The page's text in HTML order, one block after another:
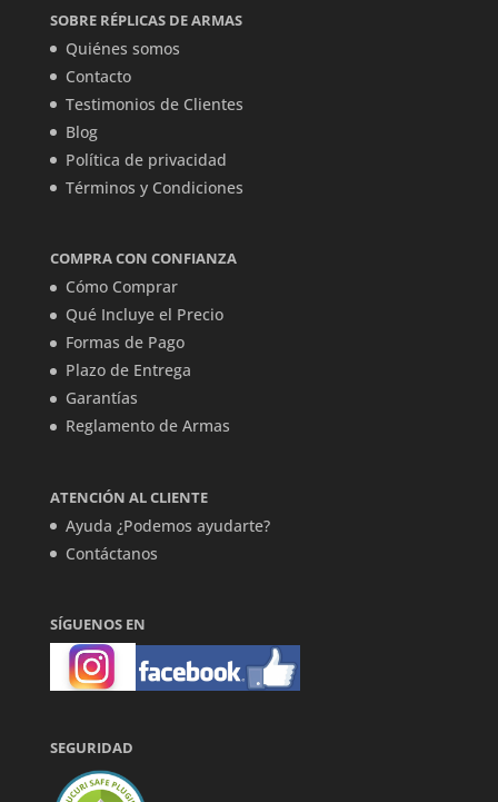
SOBRE RÉPLICAS DE ARMAS
Quiénes somos
Contacto
Testimonios de Clientes
Blog
Política de privacidad
Términos y Condiciones
COMPRA CON CONFIANZA
Cómo Comprar
Qué Incluye el Precio
Formas de Pago
Plazo de Entrega
Garantías
Reglamento de Armas
ATENCIÓN AL CLIENTE
Ayuda ¿Podemos ayudarte?
Contáctanos
SÍGUENOS EN
SEGURIDAD